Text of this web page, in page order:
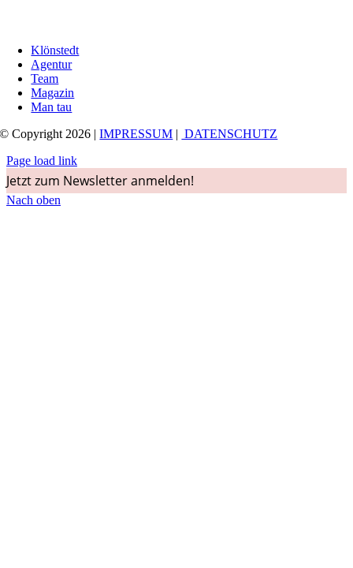
Klönstedt
Agentur
Team
Magazin
Man tau
© Copyright 2026 |IMPRESSUM | DATENSCHUTZ
Page load link
Jetzt zum Newsletter anmelden!
Nach oben